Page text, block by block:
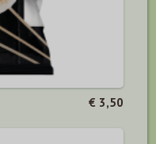
€ 3,50